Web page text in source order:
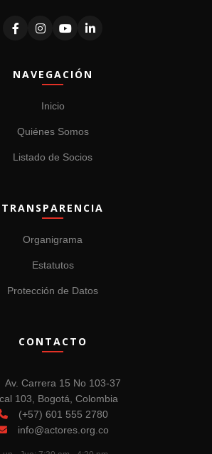
NAVEGACIÓN
Inicio
Quiénes Somos
Listado de Socios
TRANSPARENCIA
Organigrama
Estatutos
Protección de Datos
CONTACTO
Av. Carrera 15 No 103-37
103, Bogotá, Colombia
(+57) 601 555 2780
info@actores.org.co